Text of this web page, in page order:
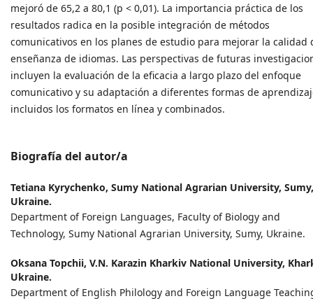
mejoró de 65,2 a 80,1 (p < 0,01). La importancia práctica de los
resultados radica en la posible integración de métodos
comunicativos en los planes de estudio para mejorar la calidad
enseñanza de idiomas. Las perspectivas de futuras
incluyen la evaluación de la eficacia a largo plazo del enfoque
comunicativo y su adaptación a diferentes formas de
incluidos los formatos en línea y combinados.
Biografía del autor/a
Tetiana Kyrychenko, Sumy National Agrarian University, Sumy,
Ukraine.
Department of Foreign Languages, Faculty of Biology and
Technology, Sumy National Agrarian University, Sumy, Ukraine.
Oksana Topchii, V.N. Karazin Kharkiv National University,
Ukraine.
Department of English Philology and Foreign Language